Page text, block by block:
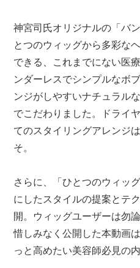
神宮司氏オリジナルの「バ
とつのウィッグから多彩な
できる、これまでにない医
ンダーレスでシンプルなボ
ンジがしやすいナチュラル
でこだわりました。ドライ
てのスタイリングアレンジ
そ。
さらに、「ひとつのウィッ
にしたスタイルの提案とテ
開。ウィッグユーザーは勿
惜しみなく公開した本動画
っと高めたい美容師必見の内